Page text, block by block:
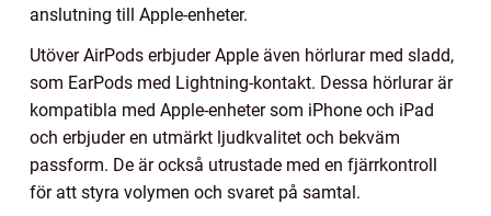
anslutning till Apple-enheter.
Utöver AirPods erbjuder Apple även hörlurar med sladd,
som EarPods med Lightning-kontakt. Dessa hörlurar är
kompatibla med Apple-enheter som iPhone och iPad
och erbjuder en utmärkt ljudkvalitet och bekväm
passform. De är också utrustade med en fjärrkontroll
för att styra volymen och svaret på samtal.